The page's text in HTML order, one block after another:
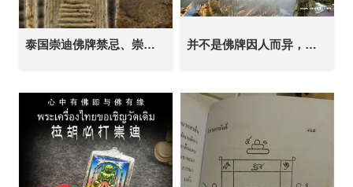
泰国崇迪佛牌禁忌、崇迪佛牌功效以及注意事项泰国佛牌 并不是佛牌因人而异，是你做的不好。